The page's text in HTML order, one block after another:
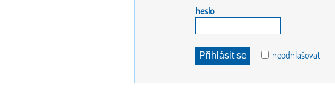
heslo
neodhlašovat